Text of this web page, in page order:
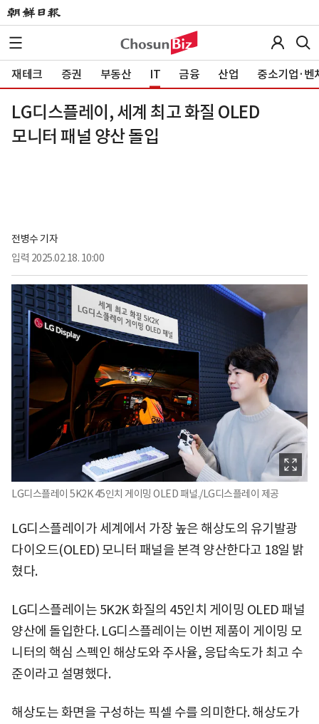
재테크 증권 부동산 IT 금융 산업 중소기업·벤
LG디스플레이, 세계 최고 화질 OLED
모니터 패널 양산 돌입
전병수 기자
입력 2025.02.18. 10:00
LG디스플레이 5K2K 45인치 게이밍 OLED 패널./LG디스플레이 제공
LG디스플레이가 세계에서 가장 높은 해상도의 유기발광
다이오드(OLED) 모니터 패널을 본격 양산한다고 18일 밝
혔다.
LG디스플레이는 5K2K 화질의 45인치 게이밍 OLED 패널
양산에 돌입한다. LG디스플레이는 이번 제품이 게이밍 모
니터의 핵심 스펙인 해상도와 주사율, 응답속도가 최고 수
준이라고 설명했다.
해상도는 화면을 구성하는 픽셀 수를 의미한다. 해상도가